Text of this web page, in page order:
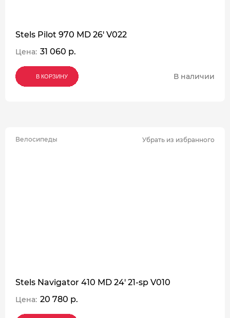
Stels Pilot 970 MD 26' V022
Цена: 31 060 р.
В КОРЗИНУ
В КОРЗИНУ
В КОРЗИНУ В наличии
Велосипеды Убрать из избранного
Stels Navigator 410 MD 24' 21-sp V010
Цена: 20 780 р.